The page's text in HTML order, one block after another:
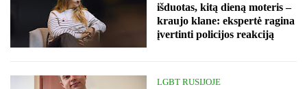
išduotas, kitą dieną moteris –
kraujo klane: ekspertė ragina
įvertinti policijos reakciją
LGBT RUSIJOJE